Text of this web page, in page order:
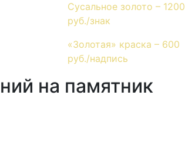
Сусальное золото – 1200
руб./знак
«Золотая» краска – 600
руб./надпись
на памятник